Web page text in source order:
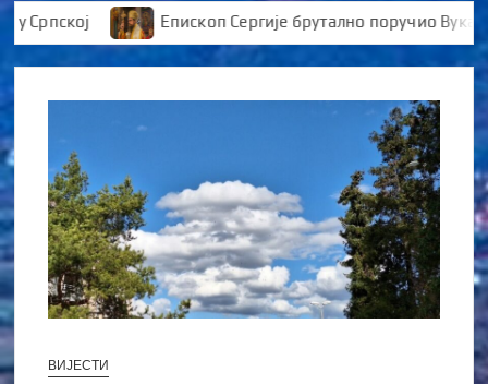
Епископ Сергије брутално поручио
ВИЈЕСТИ